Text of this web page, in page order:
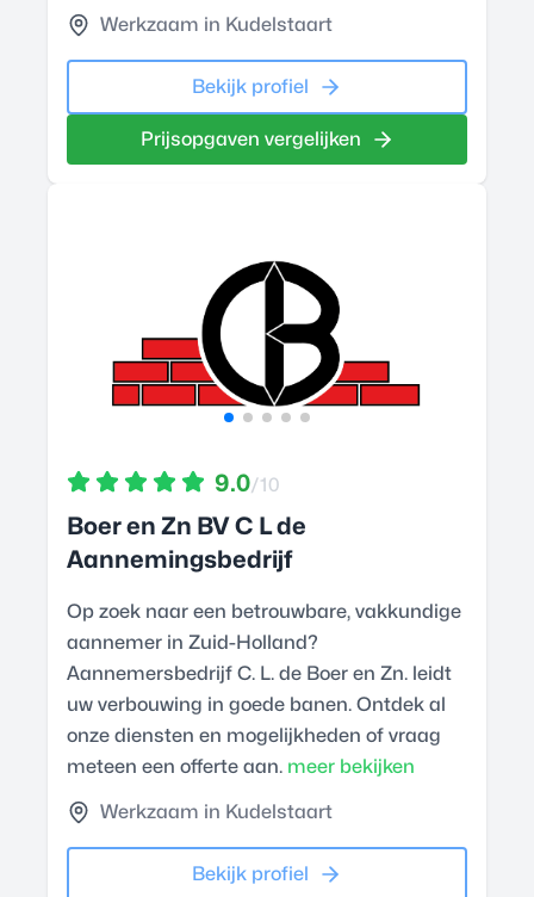
Werkzaam in Kudelstaart
Bekijk profiel
Prijsopgaven vergelijken
9.0/10
Boer en Zn BV C L de
Aannemingsbedrijf
Op zoek naar een betrouwbare, vakkundige
aannemer in Zuid-Holland?
Aannemersbedrijf C. L. de Boer en Zn. leidt
uw verbouwing in goede banen. Ontdek al
onze diensten en mogelijkheden of vraag
meteen een offerte aan. meer bekijken
Werkzaam in Kudelstaart
Bekijk profiel